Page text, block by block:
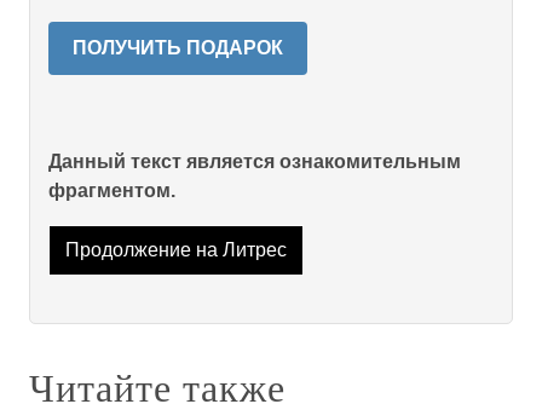
ПОЛУЧИТЬ ПОДАРОК
Данный текст является ознакомительным
фрагментом.
Продолжение на Литрес
Читайте также